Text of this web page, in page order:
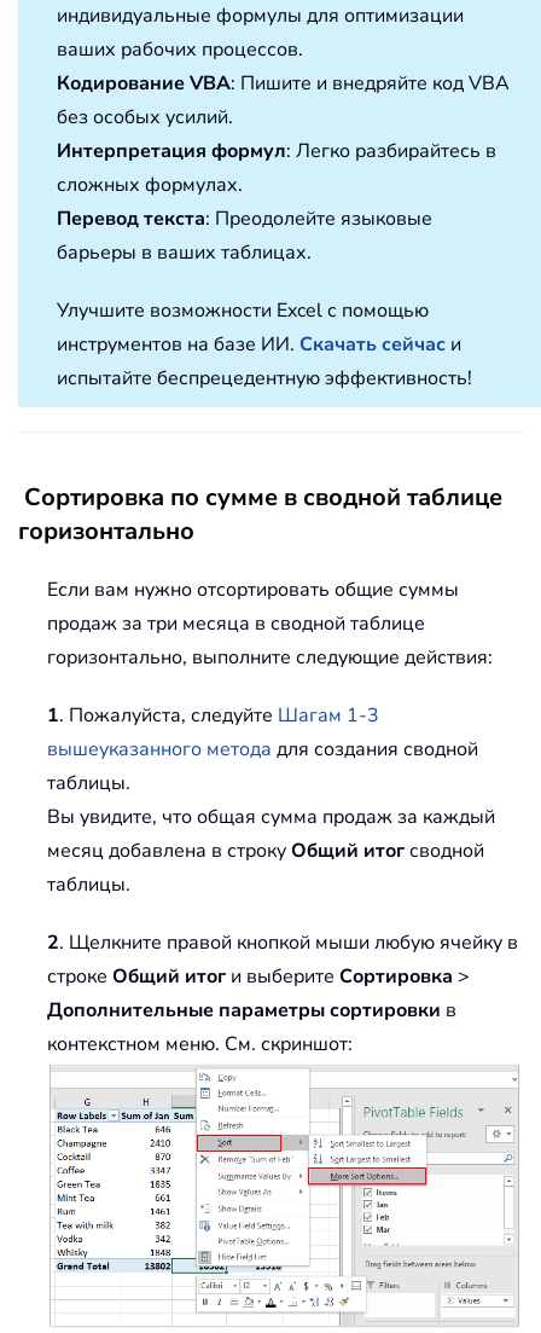
индивидуальные формулы для оптимизации
ваших рабочих процессов.
Кодирование VBA: Пишите и внедряйте код VBA
без особых усилий.
Интерпретация формул: Легко разбирайтесь в
сложных формулах.
Перевод текста: Преодолейте языковые
барьеры в ваших таблицах.
Улучшите возможности Excel с помощью
инструментов на базе ИИ. Скачать сейчас и
испытайте беспрецедентную эффективность!
Сортировка по сумме в сводной таблице
горизонтально
Если вам нужно отсортировать общие суммы
продаж за три месяца в сводной таблице
горизонтально, выполните следующие действия:
1. Пожалуйста, следуйте Шагам 1-3
вышеуказанного метода для создания сводной
таблицы.
Вы увидите, что общая сумма продаж за каждый
месяц добавлена в строкуОбщий итогсводной
таблицы.
2. Щелкните правой кнопкой мыши любую ячейку в
строке Общий итог и выберите Сортировка >
Дополнительные параметры сортировки в
контекстном меню. См. скриншот: